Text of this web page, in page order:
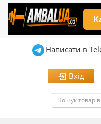
Написати в
Вхід